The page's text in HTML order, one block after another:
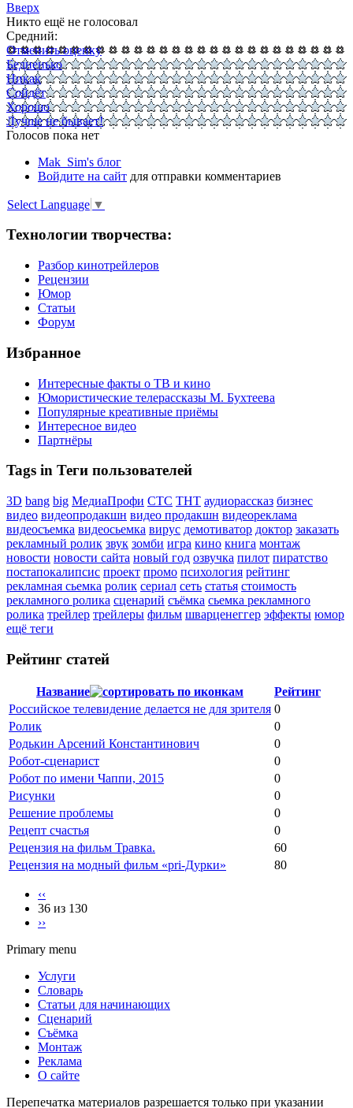
Вверх
Никто ещё не голосовал
Средний:
Отменить оценку
Бедненько
Никак
Сойдёт
Хорошо
Лучше не бывает!
Голосов пока нет
Mak_Sim's блог
Войдите на сайт для отправки комментариев
Select Language ▼
Технологии творчества:
Разбор кинотрейлеров
Рецензии
Юмор
Статьи
Форум
Избранное
Интересные факты о ТВ и кино
Юмористические телерассказы М. Бухтеева
Популярные креативные приёмы
Интересное видео
Партнёры
Tags in Теги пользователей
3D bang big МедиаПрофи СТС ТНТ аудиорассказ бизнес
видео видеопродакшн видео продакшн видеореклама
видеосъемка видеосьемка вирус демотиватор доктор заказать
рекламный ролик звук зомби игра кино книга монтаж
новости новости сайта новый год озвучка пилот пиратство
постапокалипсис проект промо психология рейтинг
рекламная сьемка ролик сериал сеть статья стоимость
рекламного ролика сценарий съёмка сьемка рекламного
ролика трейлер трейлеры фильм шварценеггер эффекты юмор
ещё теги
Рейтинг статей
Название
Рейтинг
Российское телевидение делается не для зрителя 0
Ролик
0
Родькин Арсений Константинович
0
Робот-сценарист
0
Робот по имени Чаппи, 2015
0
Рисунки
0
Решение проблемы
0
Рецепт счастья
0
Рецензия на фильм Травка.
60
Рецензия на модный фильм «pri-Дурки»
80
‹‹
36 из 130
››
Primary menu
Услуги
Словарь
Статьи для начинающих
Сценарий
Съёмка
Монтаж
Реклама
О сайте
Перепечатка материалов разрешается только при указании